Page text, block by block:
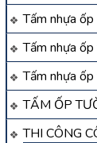
Tấm nhựa
Tấm nhựa
Tấm nhựa
TẤM ỐP
THI CÔNG